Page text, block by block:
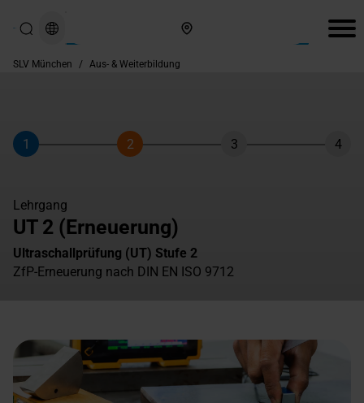
SLV München / Aus- & Weiterbildung
Schritt
1
Schritt
2
Schritt
3 4
Lehrgang
UT 2 (Erneuerung)
Ultraschallprüfung (UT) Stufe 2
ZfP-Erneuerung nach DIN EN ISO 9712